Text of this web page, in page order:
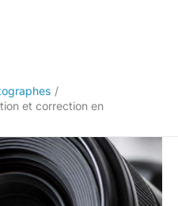
et correction en